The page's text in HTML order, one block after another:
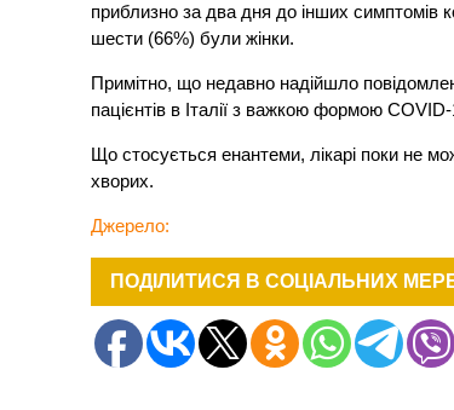
приблизно за два дня до інших симптомів
шести (66%) були жінки.
Примітно, що недавно надійшло
пацієнтів в Італії з важкою формою
Що стосується енантеми, лікарі поки не
хворих.
Джерело:
ПОДІЛИТИСЯ В СОЦІАЛЬНИХ